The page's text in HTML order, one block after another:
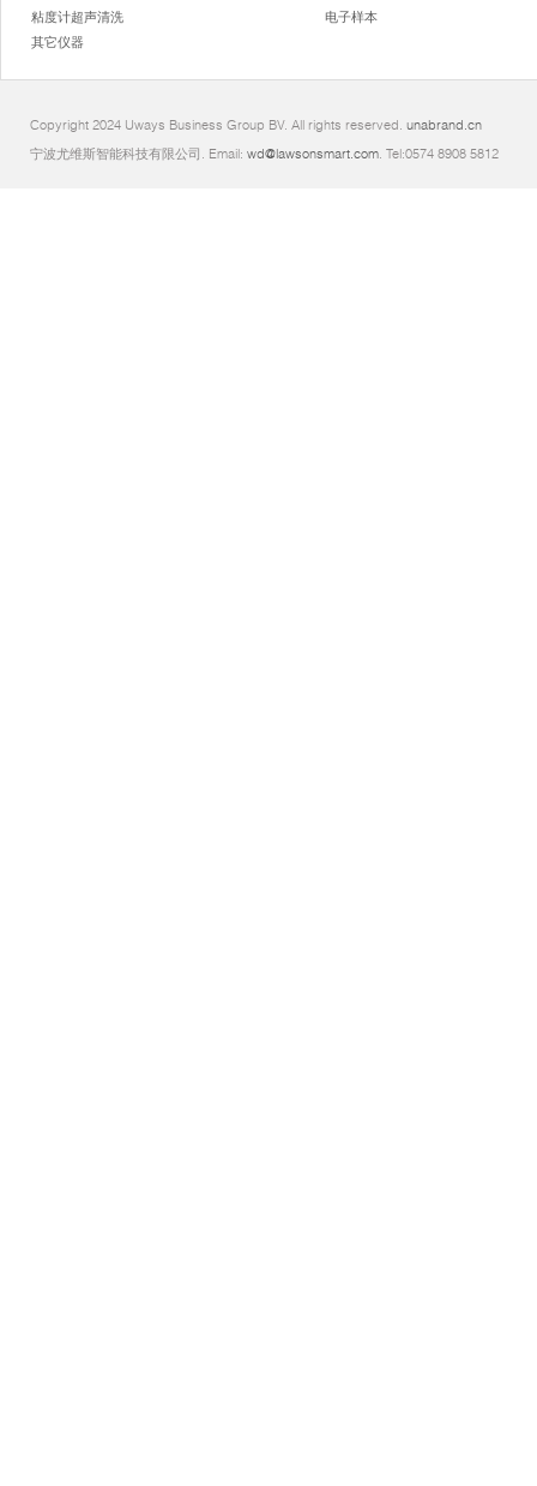
粘度计超声清洗
其它仪器
电子样本
Copyright 2024 Uways Business Group BV. All rights reserved. unabrand.cn
宁波尤维斯智能科技有限公司. Email: wd@lawsonsmart.com. Tel:0574 8908 5812